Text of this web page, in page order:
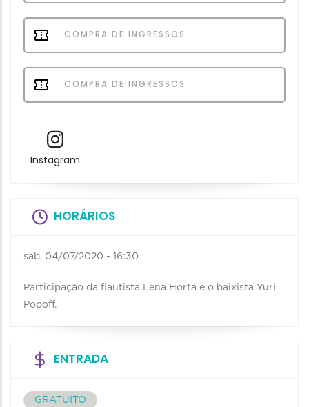
COMPRA DE INGRESSOS
COMPRA DE INGRESSOS
Instagram
HORÁRIOS
sab, 04/07/2020 - 16:30
Participação da flautista Lena Horta e o baixista Yuri
Popoff.
ENTRADA
GRATUITO